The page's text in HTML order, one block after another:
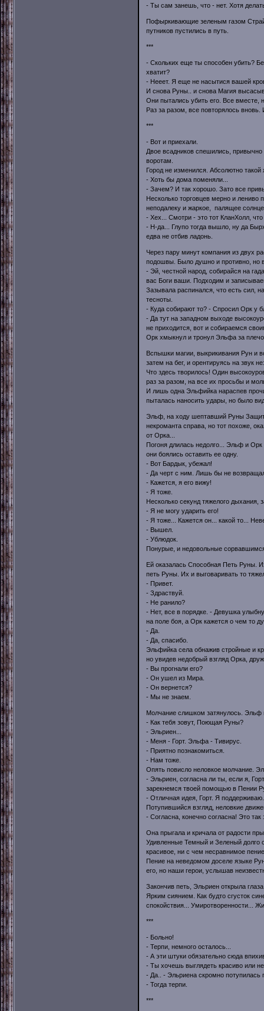
- Ты сам занешь, что - нет. Хотя
Пофыркивающие зеленым газом
путников пустились в путь.
***
- Скольких еще ты способен убить?
хватит?
- Нееет. Я еще не насытися вашей
И снова Руны.. и снова Магия
Они пытались убить его. Все вместе,
Раз за разом, все повторялось
***
- Вот и приехали.
Двое всадников спешились,
воротам.
Город не изменился. Абсолютно такой
- Хоть бы дома поменяли...
- Зачем? И так хорошо. Зато все
Несколько торговцев мерно и
неподалеку и жаркое, палящее
- Хех... Смотри - это тот КланХолл,
- Н-да... Глупо тогда вышло, ну да
едва не отбив ладонь.
Через пару минут компания из двух
подошвы. Было душно и противно, но
- Эй, честной народ, собирайся на
вас Боги ваши. Подходим и
Зазывала распинался, что есть сил,
тесноты.
- Куда собирают то? - Спросил Орк у
- Да тут на западном выходе
не приходится, вот и собираемся
Орк хмыкнул и тронул Эльфа за
Вспышки магии, выкрикивания Рун и
затем на бег, и орентируясь на звук
Что здесь творилось! Один
раз за разом, на все их просьбы и
И лишь одна Эльфийка нараспев
пыталась наносить удары, но было
Эльф, на ходу шептавший Руны
некроманта справа, но тот похоже,
от Орка...
Погоня длилась недолго... Эльф и
они боялись оставить ее одну.
- Вот Бардык, убежал!
- Да черт с ним. Лишь бы не
- Кажется, я его вижу!
- Я тоже.
Несколько секунд тяжелого дыхания,
- Я не могу ударить его!
- Я тоже... Кажется он... какой то...
- Вышел.
- Ублюдок.
Понурые, и недовольные
Ей оказалась Способная Петь Руны.
петь Руны. Их и выговаривать то
- Привет.
- Здраствуй.
- Не ранило?
- Нет, все в порядке. - Девушка
на поле боя, а Орк кажется о чем то
- Да.
- Да, спасибо.
Эльфийка села обнажив стройные и
но увидев недобрый взгляд Орка,
- Вы прогнали его?
- Он ушел из Мира.
- Он вернется?
- Мы не знаем.
Молчание слишком затянулось. Эльф
- Как тебя зовут, Поющая Руны?
- Эльриен...
- Меня - Горт. Эльфа - Тивирус.
- Приятно познакомиться.
- Нам тоже.
Опять повисло неловкое молчание.
- Эльриен, согласна ли ты, если я,
зарекнемся твоей помощью в Пении
- Отличная идея, Горт. Я
Потупившийся взгляд, неловкие
- Согласна, конечно согласна! Это
Она прыгала и кричала от радости
Удивленные Темный и Зеленый долго
красивое, ни с чем несравнимое
Пение на неведомом доселе языке
его, но наши герои, услышав
Закончив петь, Эльриен открыла
Ярким сиянием. Как будто сгусток
спокойствия... Умиротворенности...
***
- Больно!
- Терпи, немного осталось...
- А эти штуки обязательно сюда
- Ты хочешь выглядеть красиво или
- Да.. - Эльриена скромно потупилась
- Тогда терпи.
***